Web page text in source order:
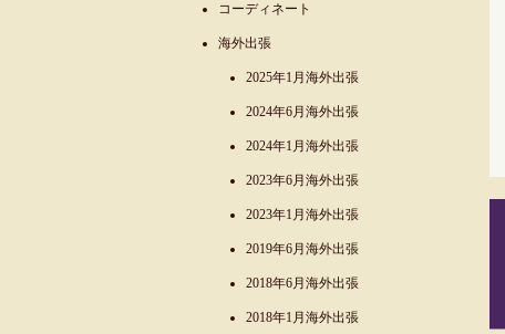
コーディネート
海外出張
2025年1月海外出張
2024年6月海外出張
2024年1月海外出張
2023年6月海外出張
2023年1月海外出張
2019年6月海外出張
2018年6月海外出張
2018年1月海外出張